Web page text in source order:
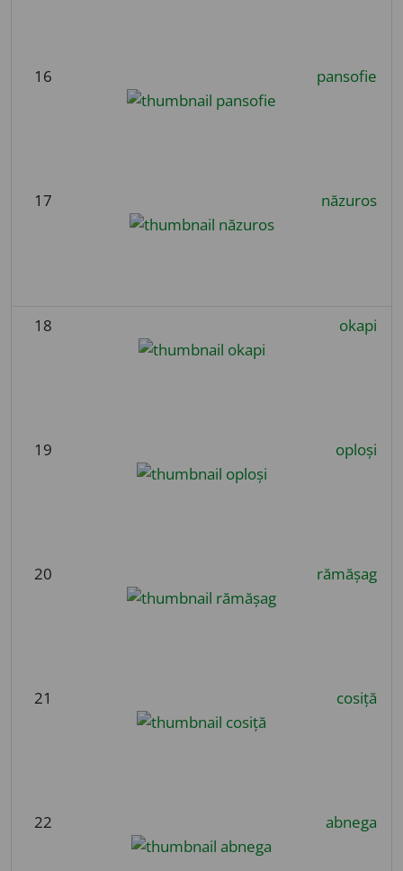
16 pansofie
17 năzuros
18 okapi
19 oploși
20 rămășag
21 cosiță
22 abnega